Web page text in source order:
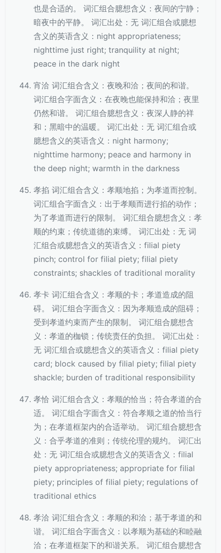
也是合适的。 词汇组合臆想含义：夜间的宁静；
暗夜中的平静。 词汇出处：无 词汇组合或臆想
含义的英语含义：night appropriateness;
nighttime just right; tranquility at night;
peace in the dark night
宵洽 词汇组合含义：夜晚和洽；夜间的和谐。
词汇组合字面含义：在夜晚也能保持和洽；夜里
仍然和谐。 词汇组合臆想含义：夜深人静的祥
和；黑暗中的温暖。 词汇出处：无 词汇组合或
臆想含义的英语含义：night harmony;
nighttime harmony; peace and harmony in
the deep night; warmth in the darkness
孝掐 词汇组合含义：孝顺地掐；为孝道而控制。
词汇组合字面含义：出于孝顺而进行掐的动作；
为了孝道而进行的限制。 词汇组合臆想含义：孝
顺的约束；传统道德的束缚。 词汇出处：无 词
汇组合或臆想含义的英语含义：filial piety
pinch; control for filial piety; filial piety
constraints; shackles of traditional morality
孝卡 词汇组合含义：孝顺的卡；孝道造成的阻
碍。 词汇组合字面含义：因为孝顺造成的阻碍；
受到孝道约束而产生的限制。 词汇组合臆想含
义：孝道的枷锁；传统责任的负担。 词汇出处：
无 词汇组合或臆想含义的英语含义：filial piety
card; block caused by filial piety; filial piety
shackle; burden of traditional responsibility
孝恰 词汇组合含义：孝顺的恰当；符合孝道的合
适。 词汇组合字面含义：符合孝顺之道的恰当行
为；在孝道框架内的合适举动。 词汇组合臆想含
义：合乎孝道的准则；传统伦理的规约。 词汇出
处：无 词汇组合或臆想含义的英语含义：filial
piety appropriateness; appropriate for filial
piety; principles of filial piety; regulations of
traditional ethics
孝洽 词汇组合含义：孝顺的和洽；基于孝道的和
谐。 词汇组合字面含义：以孝顺为基础的和睦融
洽；在孝道框架下的和谐关系。 词汇组合臆想含